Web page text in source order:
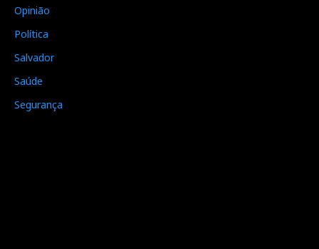
Opinião
Política
Salvador
Saúde
Segurança